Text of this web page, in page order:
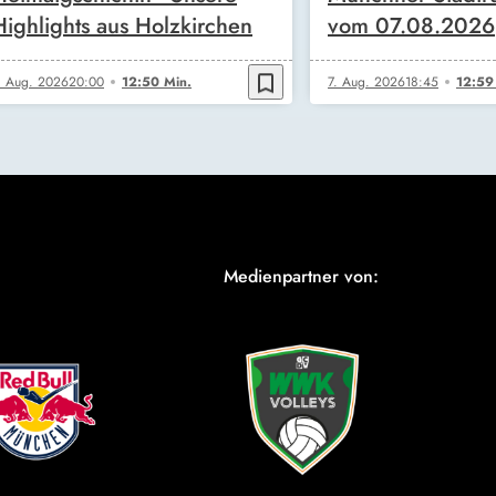
aus Holzkirchen
Aug. 202620:00 12:50 Min. bookmark_border
vom 07.08.2026
7. Aug. 202618:45
Medienpartner von: